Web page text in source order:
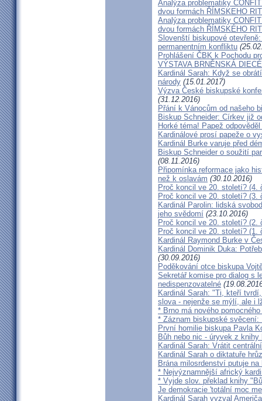
Analýza problematiky
dvou formách ŘÍMSKEHO
Analýza problematiky
dvou formách ŘÍMSKÉHO
Slovenští biskupové
permanentním konfliktu
Prohlášení ČBK k Pochodu
VÝSTAVA BRNĚNSKÁ
Kardinál Sarah: Když se
národy (15.01.2017)
Výzva České biskupské
(31.12.2016)
Přání k Vánocům od našeho
Biskup Schneider: Církev již
Horké téma! Papež
Kardinálové prosí papeže o
Kardinál Burke varuje před
Biskup Schneider o soužití
(08.11.2016)
Připomínka reformace jako
než k oslavám (30.10.2016)
Proč koncil ve 20. století? (4.
Proč koncil ve 20. století? (3.
Kardinál Parolin: lidská
jeho svědomí (23.10.2016)
Proč koncil ve 20. století? (2.
Proč koncil ve 20. století? (1.
Kardinál Raymond Burke v
Kardinál Dominik Duka:
(30.09.2016)
Poděkování otce biskupa
Sekretář komise pro dialog s
nedispenzovatelné
Kardinál Sarah: "Ti, kteří
slova - nejenže se mýlí, ale i
* Brno má nového
* Záznam biskupské svěcení:
První homilie biskupa Pavla
Bůh nebo nic - úryvek z knihy
Kardinál Sarah: Vrátit
Kardinál Sarah o diktatuře
Brána milosrdenství putuje
* Nejvýznamnější africký
* Vyjde slov. překlad knihy
Je demokracie 'totální moc
Kardinál Sarah vyzval